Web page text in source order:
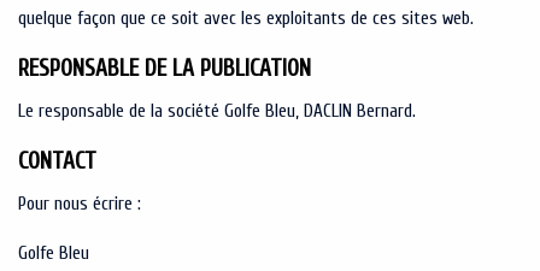
quelque façon que ce soit avec les exploitants de ces sites web.
RESPONSABLE DE LA PUBLICATION
Le responsable de la société Golfe Bleu, DACLIN Bernard.
CONTACT
Pour nous écrire :
Golfe Bleu